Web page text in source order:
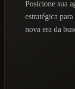
Posicione sua
estratégica
nova era da